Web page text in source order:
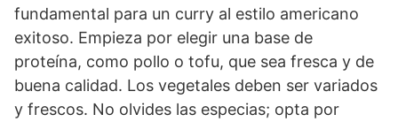
fundamental para un curry al estilo americano
exitoso. Empieza por elegir una base de
proteína, como pollo o tofu, que sea fresca y de
buena calidad. Los vegetales deben ser variados
y frescos. No olvides las especias; opta por